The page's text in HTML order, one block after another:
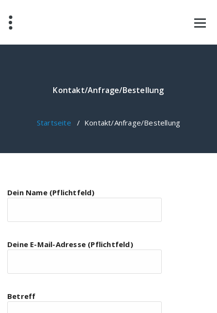
Inhalt
springen
Kontakt/Anfrage/Bestellung
Startseite / Kontakt/Anfrage/Bestellung
Dein Name (Pflichtfeld)
Deine E-Mail-Adresse (Pflichtfeld)
Betreff